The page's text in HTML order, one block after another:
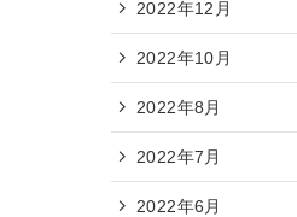
2022年12月
2022年10月
2022年8月
2022年7月
2022年6月